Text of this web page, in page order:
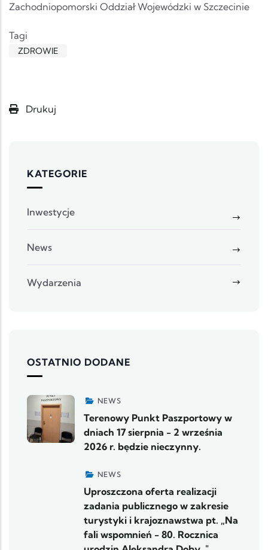
Zachodniopomorski Oddział Wojewódzki w Szczecinie
Tagi
ZDROWIE
Drukuj
KATEGORIE
Inwestycje
News
Wydarzenia
OSTATNIO DODANE
NEWS
Terenowy Punkt Paszportowy w
dniach 17 sierpnia - 2 września
2026 r. będzie nieczynny.
NEWS
Uproszczona oferta realizacji
zadania publicznego w zakresie
turystyki i krajoznawstwa pt. „Na
fali wspomnień - 80. Rocznica